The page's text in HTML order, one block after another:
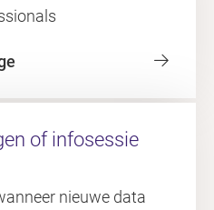
of infosessie
nieuwe data